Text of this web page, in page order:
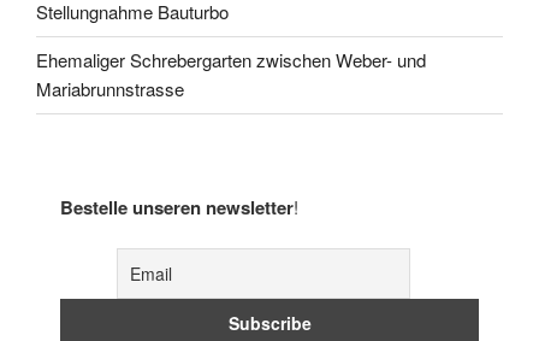
Stellungnahme Bauturbo
Ehemaliger Schrebergarten zwischen Weber- und
Mariabrunnstrasse
Bestelle unseren newsletter!